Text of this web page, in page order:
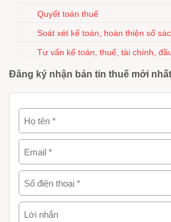
Quyết toán thuế
Soát xét kế toán, hoàn thiện sổ
Tư vấn kế toán, thuế, tài chính,
Đăng ký nhận bản tin thuế mới nhất